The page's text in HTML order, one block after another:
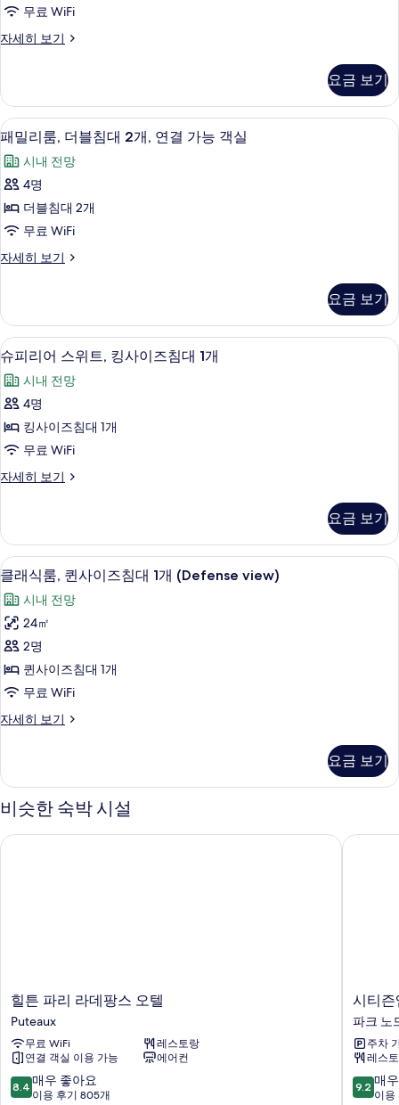
degrees
view)
사
모
두
보
기
(180
세
히
보
기
위
침
대
(여
러
개)
사
진
모
기
무료 WiFi
자세히 보기
프
셜
스
위
트,
침
대
러
개)
세
요금 보기
패
밀
리
룸,
더
침
2
개,
연
결
가
능
객
실
모
두
보
기
고급 침구, 객실 내 금고, 책상, 암막 커튼
4
패밀리룸, 더블침대 2개, 연결 가능 객실
시내 전망
4명
더블침대 2개
무료 WiFi
자세히 보기
패
더
블
침
대
2
개,
결
가
객
히
보
기
요금 보기
슈
피
리
어
스
트,
사
이
즈
침
대
1
개
사
진
보
기
슈피리어 스위트, 킹사이즈침대 1개 |
7
슈피리어 스위트, 킹사이즈침대 1개
시내 전망
4명
킹사이즈침대 1개
무료 WiFi
자세히 보기
슈
스
위
트,
사
이
즈
침
대
개
자
기
요금 보기
클
래
식
룸,
퀸
사
즈
대
1
개
(Defense
기
6
클래식룸, 퀸사이즈침대 1개 (Defense view)
시내 전망
24㎡
2명
퀸사이즈침대 1개
무료 WiFi
자세히 보기
클
퀸
사
이
침
요금 보기
비슷한 숙박 시설
힐
튼
파
리
라
데
팡
힐튼 파리 라데팡스 오텔
Puteaux
무료 WiFi
레스토랑
연결 객실 이용 가능
에어컨
10
점
8.4 매우 좋아요
이용 후기 805개
힐튼 파리 라데팡스 오텔
시
티
즌
엠
파
리
라
시티즌
파크 노
주차
레스
10
점
9.2 매
이용
시티즌